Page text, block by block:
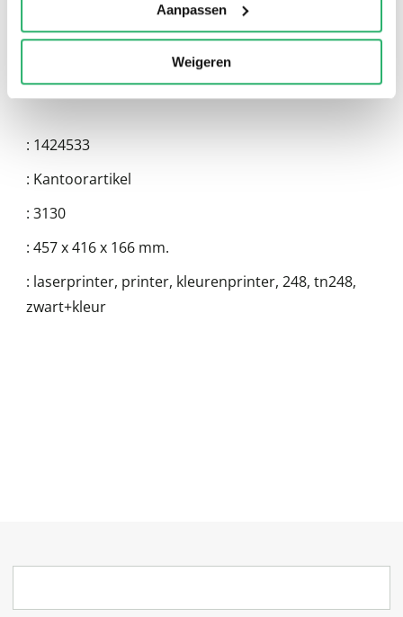
Aanpassen
Weigeren
: 1424533
: Kantoorartikel
: 3130
: 457 x 416 x 166 mm.
: laserprinter, printer, kleurenprinter, 248, tn248,
zwart+kleur